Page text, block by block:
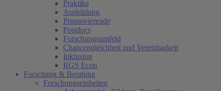
Praktika
Ausbildung
Promovierende
Postdocs
Forschungsumfeld
Chancengleichheit und Vereinbarkeit
Inklusion
RGS Econ
Forschung & Beratung
Forschungseinheiten